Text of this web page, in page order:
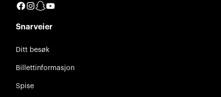
Facebook
Instagram
Snapchat
Snarveier
Ditt besøk
Billettinformasjon
Spise